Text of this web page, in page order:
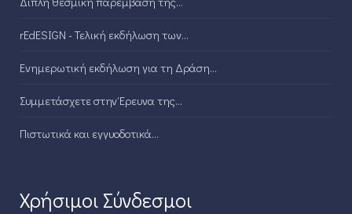
rEdESIGN - Τελική εκδήλωση των...
Ενημερωτική εκδήλωση για τη Δράση...
Συμμετάσχετε στην Έρευνα της...
Πιστωτικά και εγγυοδοτικά...
Χρήσιμοι Σύνδεσμοι